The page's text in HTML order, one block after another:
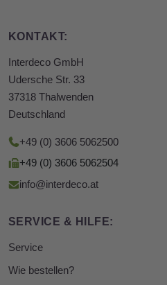
KONTAKT:
Interdeco GmbH
Udersche Str. 33
37318 Thalwenden
Deutschland
+49 (0) 3606 5062500
+49 (0) 3606 5062504
info@interdeco.at
SERVICE & HILFE:
Service
Wie bestellen?